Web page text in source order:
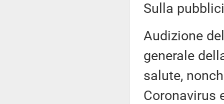
Sulla
Audizione
generale
salute,
Coronavirus